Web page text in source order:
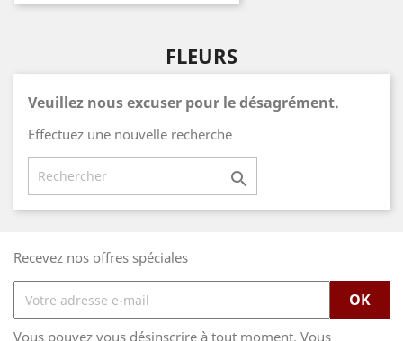
FLEURS
Veuillez nous excuser pour le désagrément.
Effectuez une nouvelle recherche

Recevez nos offres spéciales
Vous pouvez vous désinscrire à tout moment. Vous